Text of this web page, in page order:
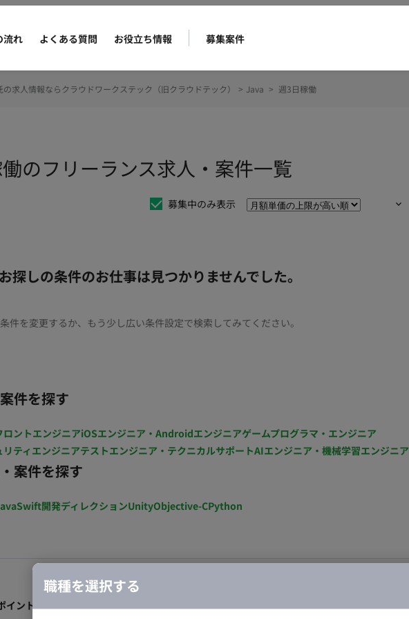
流れ よくある質問 お役立ち情報 募集案件
のフリーランス求人・案件一覧
募集中のみ表示
お探しの条件のお仕事は見つかりませんでした。
条件を変更するか、もう少し広い条件設定で検索してみてください。
件を探す
ロントエンジニアiOSエンジニア・Androidエンジニアゲームプログラマ・エンジニア
リティエンジニアテストエンジニア・テクニカルサポートAIエンジニア・機械学習エンジニア
案件を探す
Swift開発ディレクションUnityObjective-CPython
イント
職種を選択する
求人情報ならクラウドワークステック（旧クラウドテック） > Java > 週3日稼働